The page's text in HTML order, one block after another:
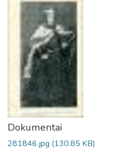
Dokumentai
281846.jpg (130.85 KB)